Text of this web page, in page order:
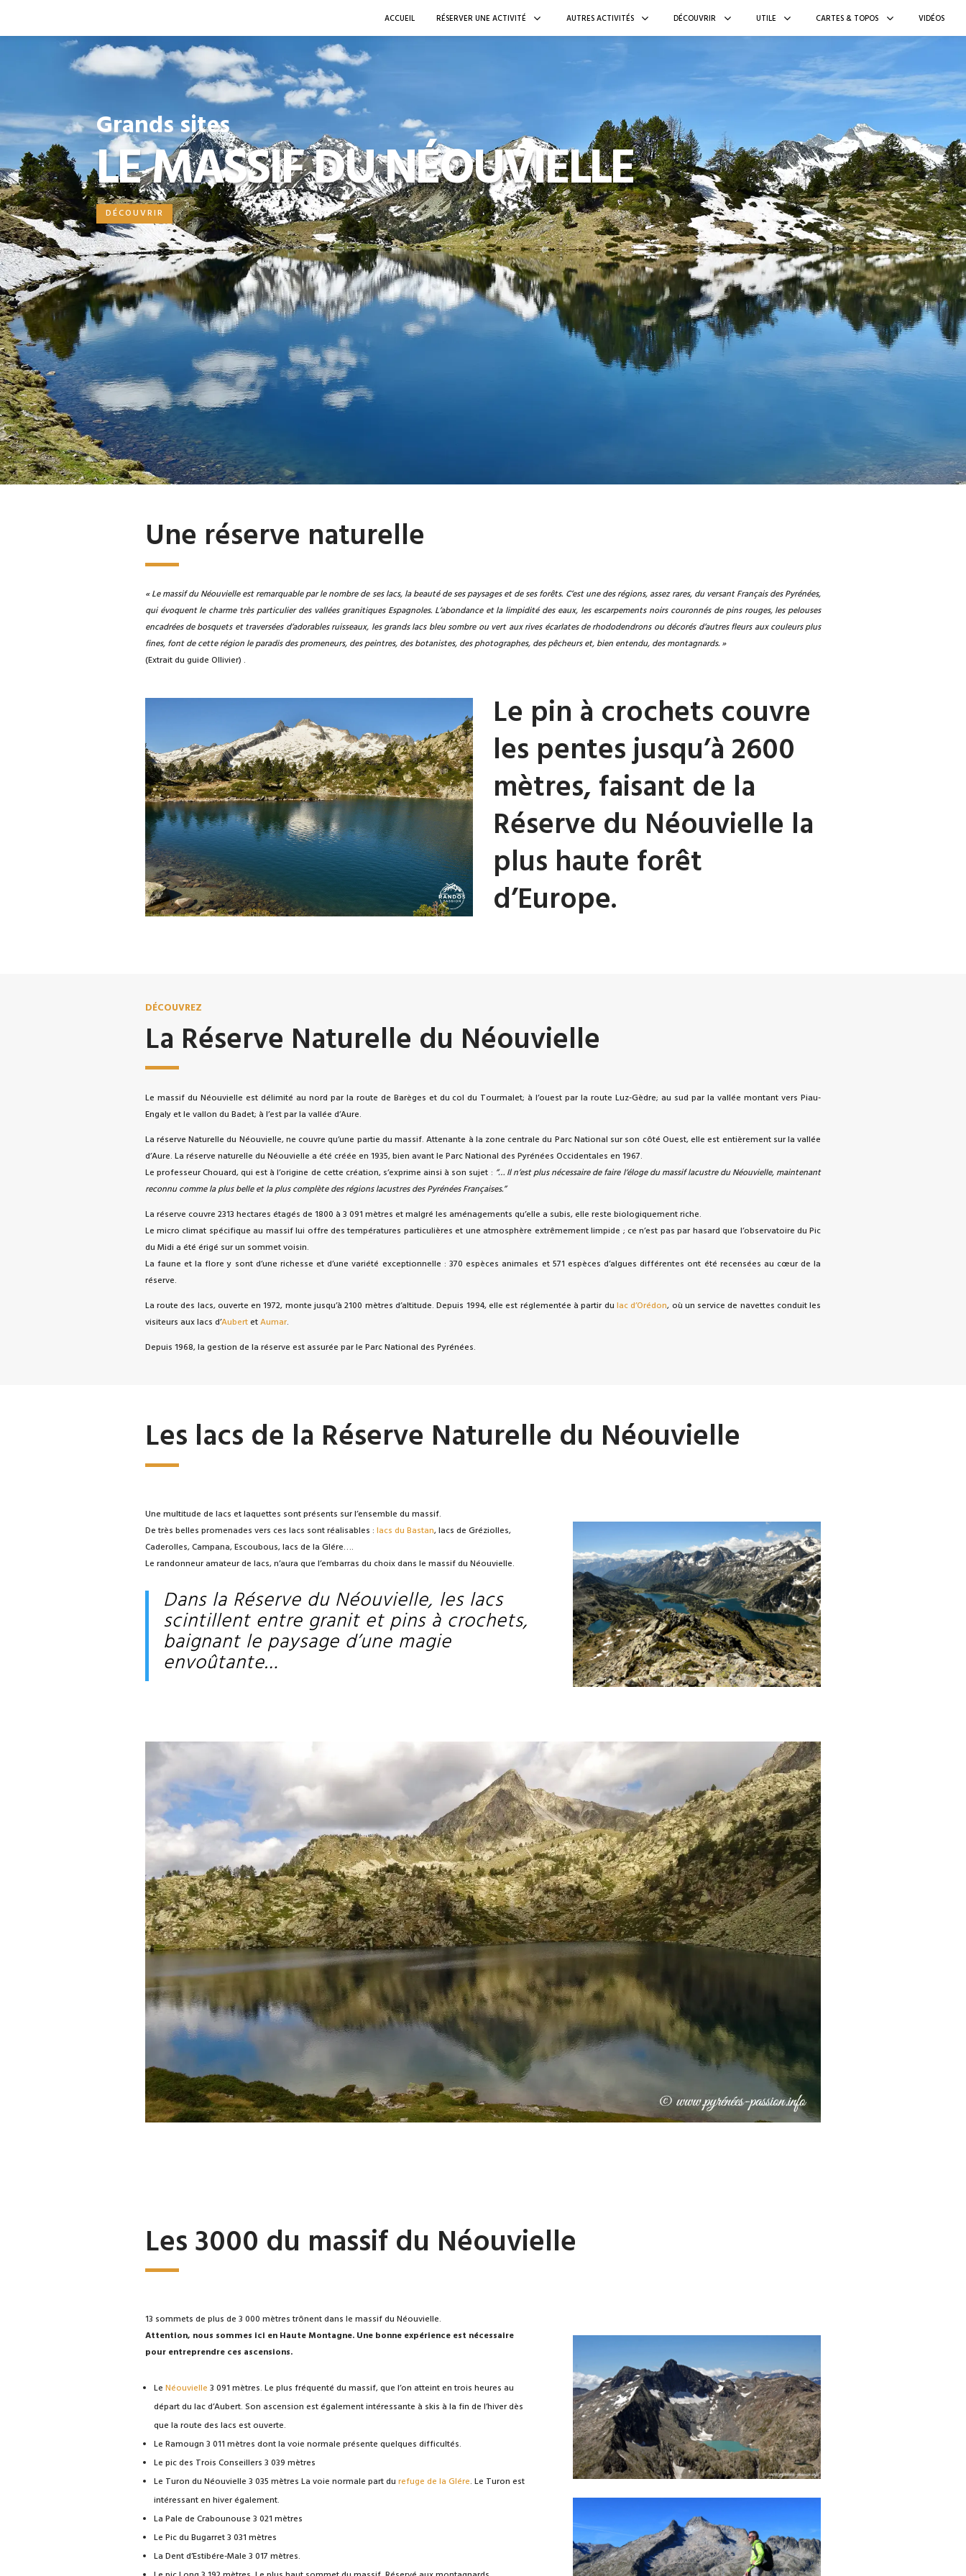
ACCUEIL RÉSERVER UNE ACTIVITÉ AUTRES ACTIVITÉS DÉCOUVRIR UTILE CARTES & TOPOS VIDÉOS
Grands sites
LE MASSIF DU NÉOUVIELLE
DÉCOUVRIR
Une réserve naturelle
« Le massif du Néouvielle est remarquable par le nombre de ses lacs, la beauté de ses paysages et de ses forêts. C’est une des régions, assez rares, du versant Français des Pyrénées,
qui évoquent le charme très particulier des vallées granitiques Espagnoles. L’abondance et la limpidité des eaux, les escarpements noirs couronnés de pins rouges, les pelouses
encadrées de bosquets et traversées d’adorables ruisseaux, les grands lacs bleu sombre ou vert aux rives écarlates de rhododendrons ou décorés d’autres fleurs aux couleurs plus
fines, font de cette région le paradis des promeneurs, des peintres, des botanistes, des photographes, des pêcheurs et, bien entendu, des montagnards. »
(Extrait du guide Ollivier) .
Le pin à crochets couvre
les pentes jusqu’à 2600
mètres, faisant de la
Réserve du Néouvielle la
plus haute forêt
d’Europe.
DÉCOUVREZ
La Réserve Naturelle du Néouvielle
Le massif du Néouvielle est délimité au nord par la route de Barèges et du col du Tourmalet; à l’ouest par la route Luz-Gèdre; au sud par la vallée montant vers Piau-
Engaly et le vallon du Badet; à l’est par la vallée d’Aure.
La réserve Naturelle du Néouvielle, ne couvre qu’une partie du massif. Attenante à la zone centrale du Parc National sur son côté Ouest, elle est entièrement sur la vallée
d’Aure. La réserve naturelle du Néouvielle a été créée en 1935, bien avant le Parc National des Pyrénées Occidentales en 1967.
Le professeur Chouard, qui est à l’origine de cette création, s’exprime ainsi à son sujet : “… Il n’est plus nécessaire de faire l’éloge du massif lacustre du Néouvielle, maintenant
reconnu comme la plus belle et la plus complète des régions lacustres des Pyrénées Françaises.”
La réserve couvre 2313 hectares étagés de 1800 à 3 091 mètres et malgré les aménagements qu’elle a subis, elle reste biologiquement riche.
Le micro climat spécifique au massif lui offre des températures particulières et une atmosphère extrêmement limpide ; ce n’est pas par hasard que l’observatoire du Pic
du Midi a été érigé sur un sommet voisin.
La faune et la flore y sont d’une richesse et d’une variété exceptionnelle : 370 espèces animales et 571 espèces d’algues différentes ont été recensées au cœur de la
réserve.
La route des lacs, ouverte en 1972, monte jusqu’à 2100 mètres d’altitude. Depuis 1994, elle est réglementée à partir du lac d’Orédon, où un service de navettes conduit les
visiteurs aux lacs d’AubertetAumar.
Depuis 1968, la gestion de la réserve est assurée par le Parc National des Pyrénées.
Les lacs de la Réserve Naturelle du Néouvielle
Une multitude de lacs et laquettes sont présents sur l’ensemble du massif.
De très belles promenades vers ces lacs sont réalisables : lacs du Bastan, lacs de Gréziolles,
Caderolles, Campana, Escoubous, lacs de la Glére….
Le randonneur amateur de lacs, n’aura que l’embarras du choix dans le massif du Néouvielle.
Dans la Réserve du Néouvielle, les lacs
scintillent entre granit et pins à crochets,
baignant le paysage d’une magie
envoûtante…
Les 3000 du massif du Néouvielle
13 sommets de plus de 3 000 mètres trônent dans le massif du Néouvielle.
Attention, nous sommes ici en Haute Montagne. Une bonne expérience est nécessaire
pour entreprendre ces ascensions.
Le Néouvielle 3 091 mètres. Le plus fréquenté du massif, que l’on atteint en trois heures au
départ du lac d’Aubert. Son ascension est également intéressante à skis à la fin de l’hiver dès
que la route des lacs est ouverte.
Le Ramougn 3 011 mètres dont la voie normale présente quelques difficultés.
Le pic des Trois Conseillers 3 039 mètres
Le Turon du Néouvielle 3 035 mètres La voie normale part du refuge de la Glére. Le Turon est
intéressant en hiver également.
La Pale de Crabounouse 3 021 mètres
Le Pic du Bugarret 3 031 mètres
La Dent d’Estibére-Male 3 017 mètres.